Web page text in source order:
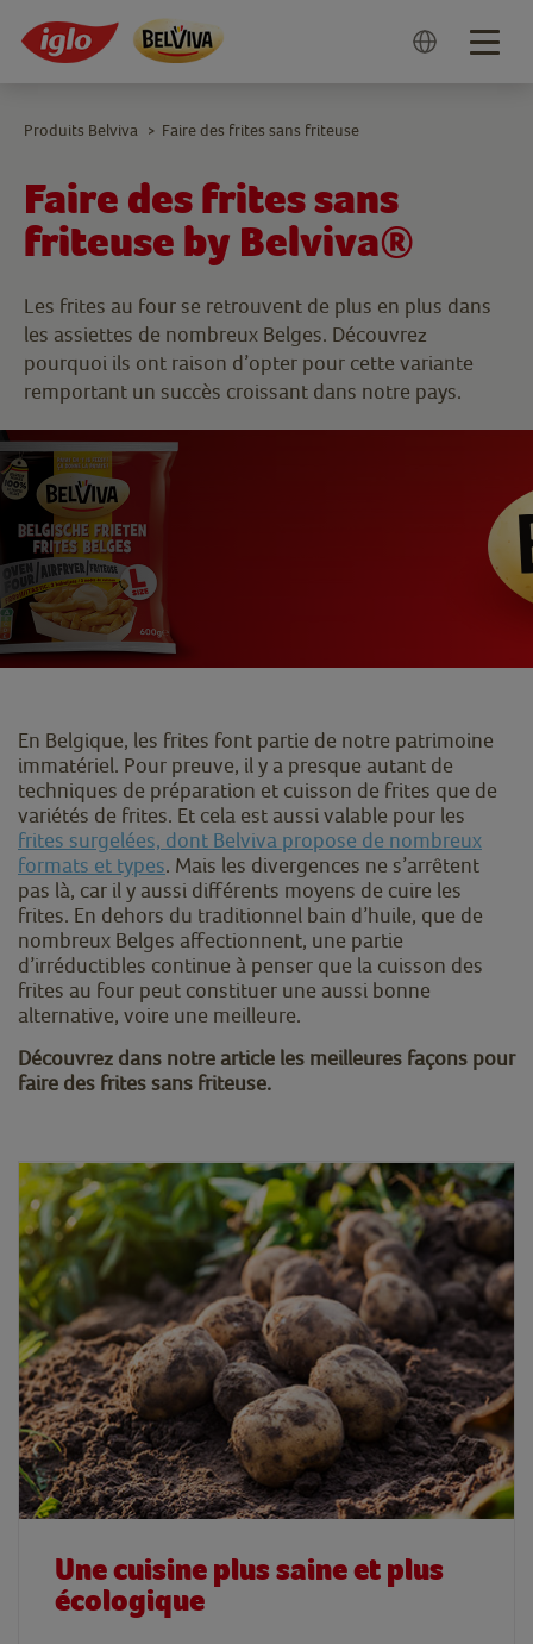
Faire des frites sans
friteuse by Belviva®
Les frites au four se retrouvent de plus en plus dans
les assiettes de nombreux Belges. Découvrez
pourquoi ils ont raison d’opter pour cette variante
remportant un succès croissant dans notre pays.
Produits Belviva > Faire des frites sans friteuse
En Belgique, les frites font partie de notre patrimoine
immatériel. Pour preuve, il y a presque autant de
techniques de préparation et cuisson de frites que de
variétés de frites. Et cela est aussi valable pour les
frites surgelées, dont Belviva propose de nombreux
formats et types. Mais les divergences ne s’arrêtent
pas là, car il y aussi différents moyens de cuire les
frites. En dehors du traditionnel bain d’huile, que de
nombreux Belges affectionnent, une partie
d’irréductibles continue à penser que la cuisson des
frites au four peut constituer une aussi bonne
alternative, voire une meilleure.
Découvrez dans notre article les meilleures façons pour
faire des frites sans friteuse.
Une cuisine plus saine et plus
écologique